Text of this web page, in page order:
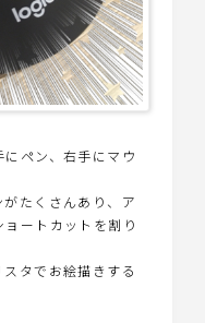
ペン、右手にマウ
たくさんあり、ア
ートカットを割り
タでお絵描きする